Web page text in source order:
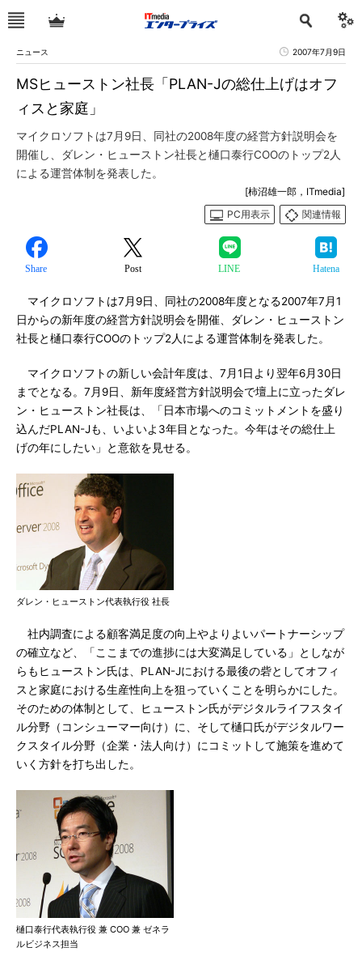
ニュース 2007年7月9日
MSヒューストン社長「PLAN-Jの総仕上げはオフ
ィスと家庭」
マイクロソフトは7月9日、同社の2008年度の経営方針説明会を
開催し、ダレン・ヒューストン社長と樋口泰行COOのトップ2人
による運営体制を発表した。
[柿沼雄一郎，ITmedia]
PC用表示
関連情報
Share Post LINE Hatena
マイクロソフトは7月9日、同社の2008年度となる2007年7月1
日からの新年度の経営方針説明会を開催、ダレン・ヒューストン
社長と樋口泰行COOのトップ2人による運営体制を発表した。
マイクロソフトの新しい会計年度は、7月1日より翌年6月30日
までとなる。7月9日、新年度経営方針説明会で壇上に立ったダレ
ン・ヒューストン社長は、「日本市場へのコミットメントを盛り
込んだPLAN-Jも、いよいよ3年目となった。今年はその総仕上
げの年にしたい」と意欲を見せる。
ダレン・ヒューストン代表執行役 社長
社内調査による顧客満足度の向上やよりよいパートナーシップ
の確立など、「ここまでの進捗には大変満足している」としなが
らもヒューストン氏は、PLAN-Jにおける最後の砦としてオフィ
スと家庭における生産性向上を狙っていくことを明らかにした。
そのための体制として、ヒューストン氏がデジタルライフスタイ
ル分野（コンシューマー向け）に、そして樋口氏がデジタルワー
クスタイル分野（企業・法人向け）にコミットして施策を進めて
いく方針を打ち出した。
樋口泰行代表執行役 兼 COO 兼 ゼネラ
ルビジネス担当